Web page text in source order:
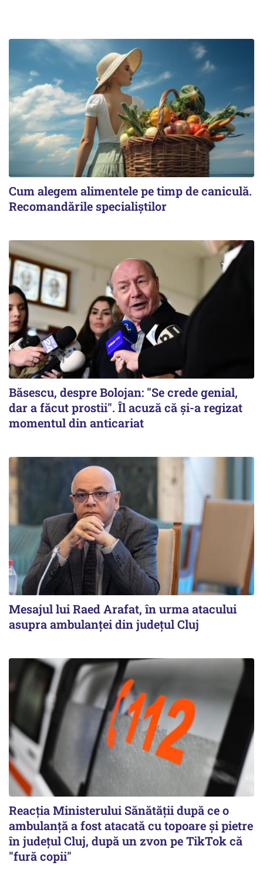
Cum alegem alimentele pe timp de caniculă.
Recomandările specialiștilor
Băsescu, despre Bolojan: "Se crede genial,
dar a făcut prostii". Îl acuză că și-a regizat
momentul din anticariat
Mesajul lui Raed Arafat, în urma atacului
asupra ambulanței din județul Cluj
Reacția Ministerului Sănătății după ce o
ambulanță a fost atacată cu topoare și pietre
în județul Cluj, după un zvon pe TikTok că
"fură copii"